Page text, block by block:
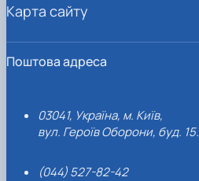
Поштова адреса
03041, Україна, м. Київ,
вул. Героїв Оборони, буд. 15.
(044) 527-82-42
Карта сайту